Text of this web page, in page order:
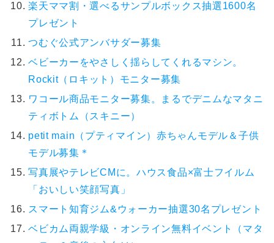
楽天ママ割・選べるサンプルボックス抽選1600名
プレゼント
つむぐ公式アンバサダー募集
ベビーカーをやさしく揺らしてくれるマシン。
Rockit（ロキット）モニター募集
ワコール商品モニター募集。まるでデニムなマタニ
ティボトム（スキニー）
petit main（プティマイン）赤ちゃんモデル＆子供
モデル募集＊
写真展やテレビCMに。ハウス食品×富士フイルム
「おいしい笑顔写真」
スマート知育ジム&ウォーカー抽選30名プレゼント
ベビカム両親学級・オンライン無料イベント（マタ